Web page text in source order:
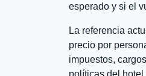
esperado y si el
La referencia
precio por
impuestos,
políticas del